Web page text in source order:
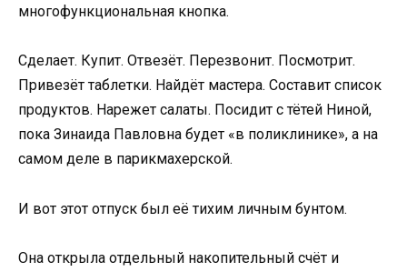
многофункциональная кнопка.
Сделает. Купит. Отвезёт. Перезвонит. Посмотрит.
Привезёт таблетки. Найдёт мастера. Составит список
продуктов. Нарежет салаты. Посидит с тётей Ниной,
пока Зинаида Павловна будет «в поликлинике», а на
самом деле в парикмахерской.
И вот этот отпуск был её тихим личным бунтом.
Она открыла отдельный накопительный счёт и